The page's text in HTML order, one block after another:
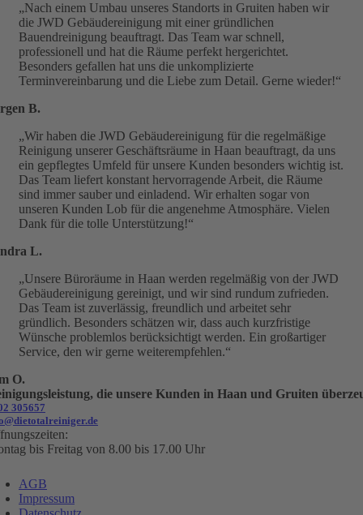
„Nach einem Umbau unseres Standorts in Gruiten haben wir
die JWD Gebäudereinigung mit einer gründlichen
Bauendreinigung beauftragt. Das Team war schnell,
professionell und hat die Räume perfekt hergerichtet.
Besonders gefallen hat uns die unkomplizierte
Terminvereinbarung und die Liebe zum Detail. Gerne wieder!“
B.
„Wir haben die JWD Gebäudereinigung für die regelmäßige
Reinigung unserer Geschäftsräume in Haan beauftragt, da uns
ein gepflegtes Umfeld für unsere Kunden besonders wichtig ist.
Das Team liefert konstant hervorragende Arbeit, die Räume
sind immer sauber und einladend. Wir erhalten sogar von
unseren Kunden Lob für die angenehme Atmosphäre. Vielen
Dank für die tolle Unterstützung!“
L.
„Unsere Büroräume in Haan werden regelmäßig von der JWD
Gebäudereinigung gereinigt, und wir sind rundum zufrieden.
Das Team ist zuverlässig, freundlich und arbeitet sehr
gründlich. Besonders schätzen wir, dass auch kurzfristige
Wünsche problemlos berücksichtigt werden. Ein großartiger
Service, den wir gerne weiterempfehlen.“
O.
die unsere Kunden in Haan und Gruiten
305657
bis Freitag von 8.00 bis 17.00 Uhr
AGB
Impressum